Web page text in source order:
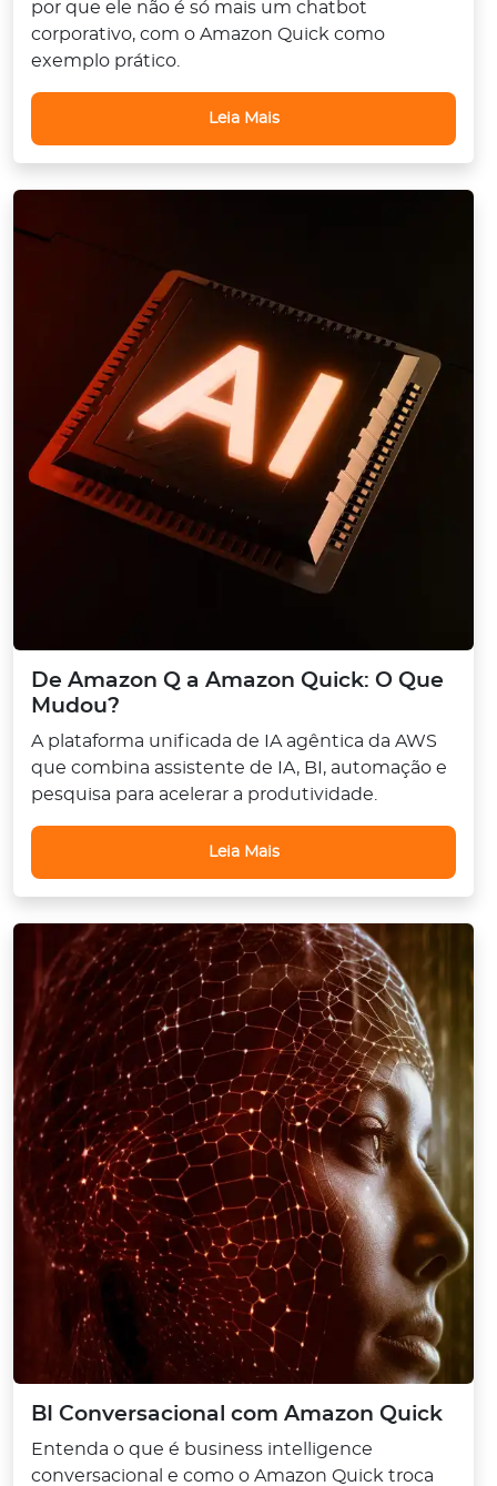
por que ele não é só mais um chatbot
corporativo, com o Amazon Quick como
exemplo prático.
Leia Mais
De Amazon Q a Amazon Quick: O Que
Mudou?
A plataforma unificada de IA agêntica da AWS
que combina assistente de IA, BI, automação e
pesquisa para acelerar a produtividade.
Leia Mais
BI Conversacional com Amazon Quick
Entenda o que é business intelligence
conversacional e como o Amazon Quick troca